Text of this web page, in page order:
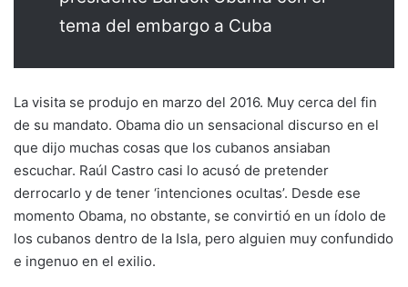
tema del embargo a Cuba
La visita se produjo en marzo del 2016. Muy cerca del fin
de su mandato. Obama dio un sensacional discurso en el
que dijo muchas cosas que los cubanos ansiaban
escuchar. Raúl Castro casi lo acusó de pretender
derrocarlo y de tener ‘intenciones ocultas’. Desde ese
momento Obama, no obstante, se convirtió en un ídolo de
los cubanos dentro de la Isla, pero alguien muy confundido
e ingenuo en el exilio.